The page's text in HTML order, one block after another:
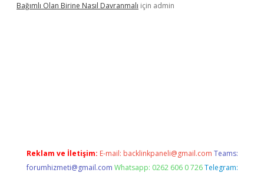
Bağımlı Olan Birine Nasıl Davranmalı için admin
Reklam ve İletişim: E-mail: backlinkpaneli@gmail.com Teams:
forumhizmeti@gmail.com Whatsapp: 0262 606 0 726 Telegram: